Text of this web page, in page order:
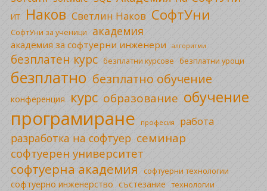
ИТ Наков Светлин Наков СофтУни
СофтУни за ученици академия
академия за софтуерни инженери алгоритми
безплатен курс безплатни курсове безплатни уроци
безплатно безплатно обучение
конференция курс образование обучение
програмиране професия работа
разработка на софтуер семинар
софтуерен университет
софтуерна академия софтуерни технологии
софтуерно инженерство състезание технологии